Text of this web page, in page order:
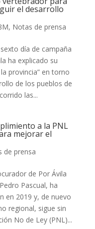
el desarrollo
, Notas de prensa
día de campaña
ha explicado su
provincia” en torno
de los pueblos de
las...
a la PNL
mejorar el
de prensa
de Por Ávila
Pascual, ha
en 2019 y, de nuevo
regional, sigue sin
No de Ley (PNL)...